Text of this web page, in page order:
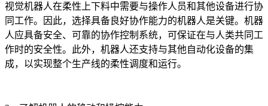
视觉机器人在柔性上下料中需要与操作人员和其他设备进行协
同工作。因此，选择具备良好协作能力的机器人是关键。机器
人应具备安全、可靠的协作控制系统，可保证在与人类共同工
作时的安全性。此外，机器人还支持与其他自动化设备的集
成，以实现整个生产线的柔性调度和运行。